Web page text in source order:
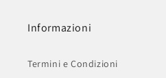
Informazioni
Termini e Condizioni